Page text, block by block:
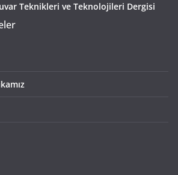
Teknikleri ve Teknolojileri Dergisi